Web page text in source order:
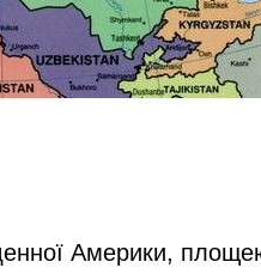
Америки,